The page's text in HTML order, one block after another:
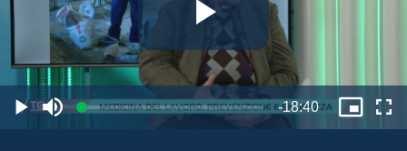
il
PlayDisattiva
l’audio
Caricato:
Tempo
-18:40
in-